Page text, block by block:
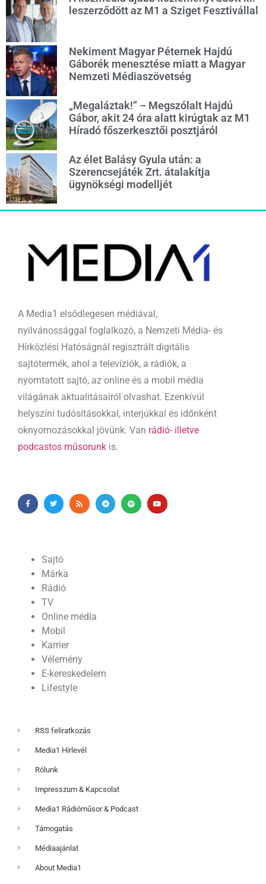
leszerződött az M1 a Sziget Fesztivállal
Nekiment Magyar Péternek Hajdú
Gáborék menesztése miatt a Magyar
Nemzeti Médiaszövetség
„Megaláztak!” – Megszólalt Hajdú
Gábor, akit 24 óra alatt kirúgtak az M1
Híradó főszerkesztői posztjáról
Az élet Balásy Gyula után: a
Szerencsejáték Zrt. átalakítja
ügynökségi modelljét
A Media1 elsődlegesen médiával,
nyilvánossággal foglalkozó, a Nemzeti Média- és
Hírközlési Hatóságnál regisztrált digitális
sajtótermék, ahol a televíziók, a rádiók, a
nyomtatott sajtó, az online és a mobil média
világának aktualitásairól olvashat. Ezenkívül
helyszíni tudósításokkal, interjúkkal és időnként
oknyomozásokkal jövünk. Van rádió- illetve
podcastos műsorunk is.
Sajtó
Márka
Rádió
TV
Online média
Mobil
Karrier
Vélemény
E-kereskedelem
Lifestyle
RSS feliratkozás
Media1 Hírlevél
Rólunk
Impresszum & Kapcsolat
Media1 Rádióműsor & Podcast
Támogatás
Médiaajánlat
About Media1